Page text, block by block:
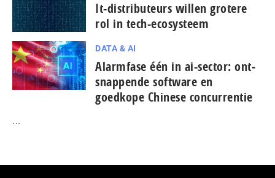
It-dis­tri­bu­teurs willen grotere
rol in tech-ecosysteem
DATA & AI
Alarmfase één in ai-sector: ont­
snap­pen­de software en
goedkope Chinese con­cur­ren­tie
...